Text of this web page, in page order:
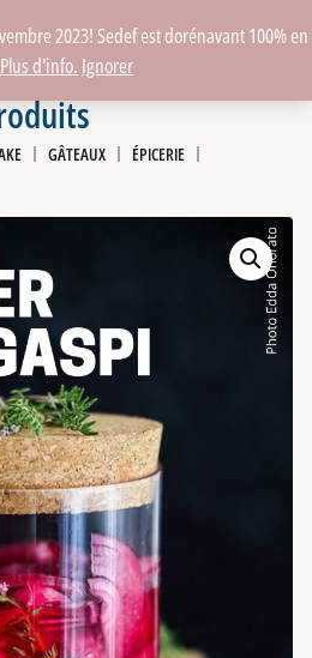
GÂTEAUX
ÉPICERIE
2023! Sedef est dorénavant 100% en
Plus d'info. Ignorer